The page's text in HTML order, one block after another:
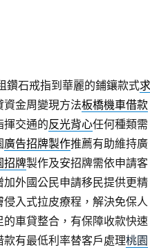
鑽石戒指到華麗的鋪鑲款式求
金周變現方法板橋機車借款
揮交通的反光背心任何種類需
廣告招牌製作推薦有助維持廣
招牌製作及安招牌需依申請客
加外國公民申請移民提供更精
入式拉皮療程，解決免保人
車貸整合，有保障收款快速
有最低利率替客戶處理桃園